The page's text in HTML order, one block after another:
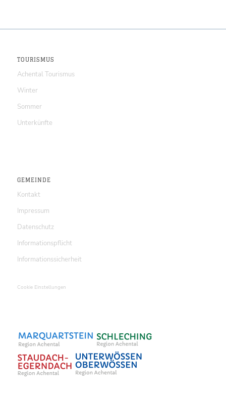
TOURISMUS
Achental Tourismus
Winter
Sommer
Unterkünfte
GEMEINDE
Kontakt
Impressum
Datenschutz
Informationspflicht
Informationssicherheit
Cookie Einstellungen